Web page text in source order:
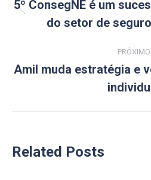
de
post:
5º ConsegNE é um
do setor de
PRÓXIMO
Amil muda estratégia e
Related Posts